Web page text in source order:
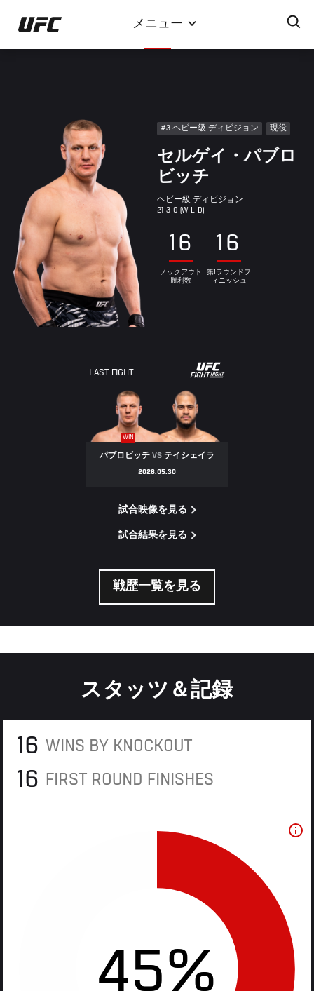
イ
ン
メニュー
#3 ヘビー級 ディビジョン 現役
セルゲイ・パブロ
ビッチ
ヘビー級 ディビジョン
21-3-0 (W-L-D)
16
ノックアウト
勝利数
16
第1ラウンドフ
ィニッシュ
LAST FIGHT
WIN
パブロビッチ VSテイシェイラ
2026.05.30
試合映像を見る
試合結果を見る
戦歴一覧を見る
スタッツ＆記録
16 WINS BY KNOCKOUT
16 FIRST ROUND FINISHES
45%